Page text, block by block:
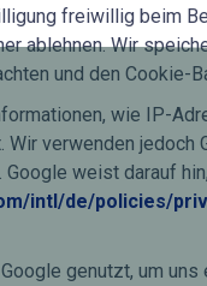
freiwillig beim
ablehnen. Wir
und den Cookie-
wie IP-
Wir verwenden
Google weist darauf
intl/de/policies/
genutzt, um